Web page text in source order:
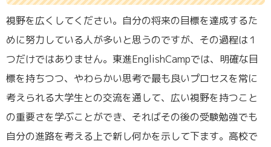
視野を広くしてください。自分の将来の目標を達成するた
めに努力している人が多いと思うのですが、その過程は１
つだけではありません。東進EnglishCampでは、明確な目
標を持ちつつ、やわらかい思考で最も良いプロセスを常に
考えられる大学生との交流を通して、広い視野を持つこと
の重要さを学ぶことができ、そればその後の受験勉強でも
自分の進路を考える上で新し何かを示して下ます。高校で